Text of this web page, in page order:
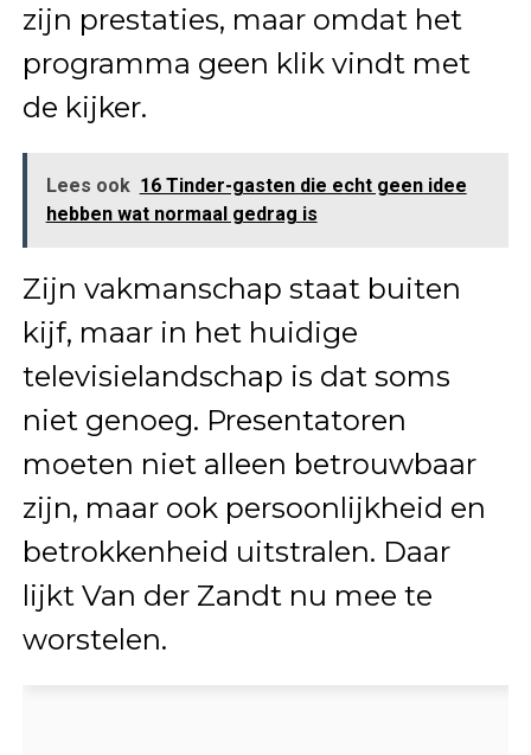
zijn prestaties, maar omdat het
programma geen klik vindt met
de kijker.
Lees ook 16 Tinder-gasten die echt geen idee
hebben wat normaal gedrag is
Zijn vakmanschap staat buiten
kijf, maar in het huidige
televisielandschap is dat soms
niet genoeg. Presentatoren
moeten niet alleen betrouwbaar
zijn, maar ook persoonlijkheid en
betrokkenheid uitstralen. Daar
lijkt Van der Zandt nu mee te
worstelen.